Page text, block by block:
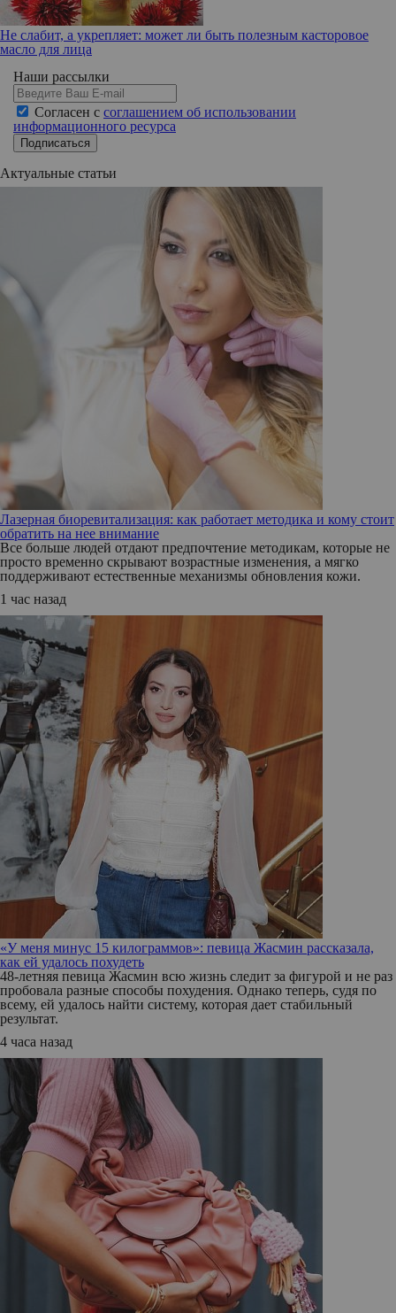
Не слабит, а укрепляет: может ли быть полезным касторовое
масло для лица
Наши рассылки
Согласен с соглашением об использовании
информационного ресурса
Подписаться
Актуальные статьи
Лазерная биоревитализация: как работает методика и кому стоит
обратить на нее внимание
Все больше людей отдают предпочтение методикам, которые не
просто временно скрывают возрастные изменения, а мягко
поддерживают естественные механизмы обновления кожи.
1 час назад
«У меня минус 15 килограммов»: певица Жасмин рассказала,
как ей удалось похудеть
48-летняя певица Жасмин всю жизнь следит за фигурой и не раз
пробовала разные способы похудения. Однако теперь, судя по
всему, ей удалось найти систему, которая дает стабильный
результат.
4 часа назад